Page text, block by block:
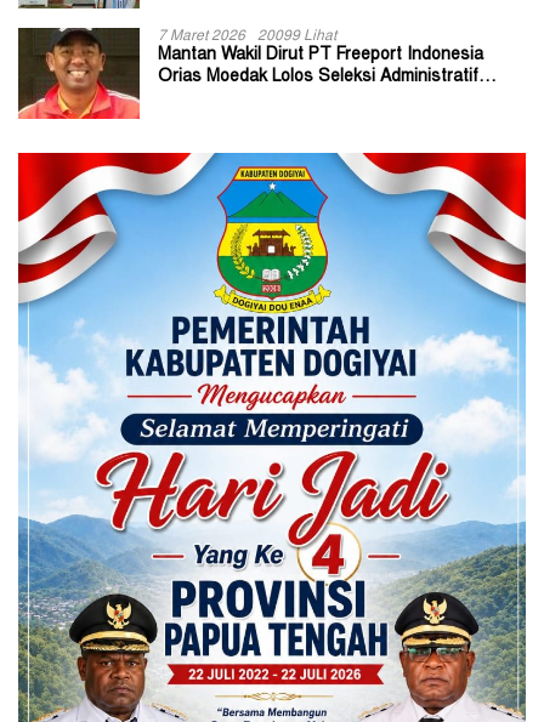
7 Maret 2026 20099 Lihat
Mantan Wakil Dirut PT Freeport Indonesia
Orias Moedak Lolos Seleksi Administratif